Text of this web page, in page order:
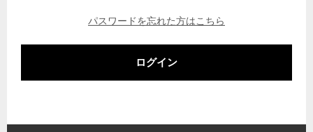
パスワードを忘れた方はこちら
ログイン